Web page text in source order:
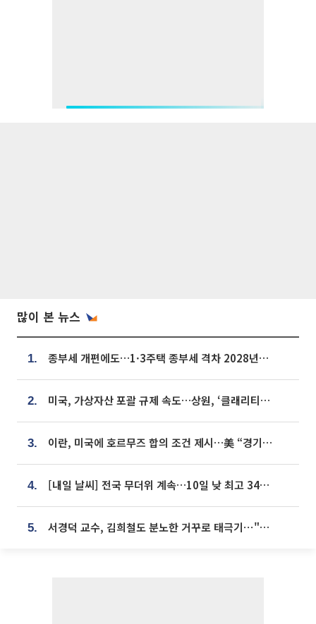
많이 본 뉴스
1. 종부세 개편에도…1·3주택 종부세 격차 2028년부터 확대
2. 미국, 가상자산 포괄 규제 속도…상원, ‘클래리티법’ 9월 절차투표 추진
3. 이란, 미국에 호르무즈 합의 조건 제시…美 “경기 아직 안 끝나” [종합]
4. [내일 날씨] 전국 무더위 계속…10일 낮 최고 34도 육박
5. 서경덕 교수, 김희철도 분노한 거꾸로 태극기⋯"엉터리는 아냐, 아쉬울 뿐"